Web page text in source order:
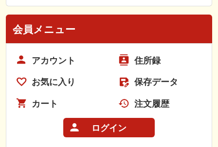
会員メニュー
アカウント 住所録
お気に入り 保存データ
カート 注文履歴
ログイン